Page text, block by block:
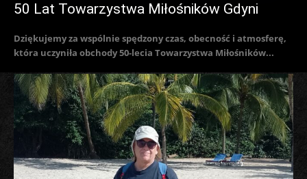
50 Lat Towarzystwa Miłośników Gdyni
Dziękujemy za wspólnie spędzony czas, obecność i atmosferę,
która uczyniła obchody 50-lecia Towarzystwa Miłośników...